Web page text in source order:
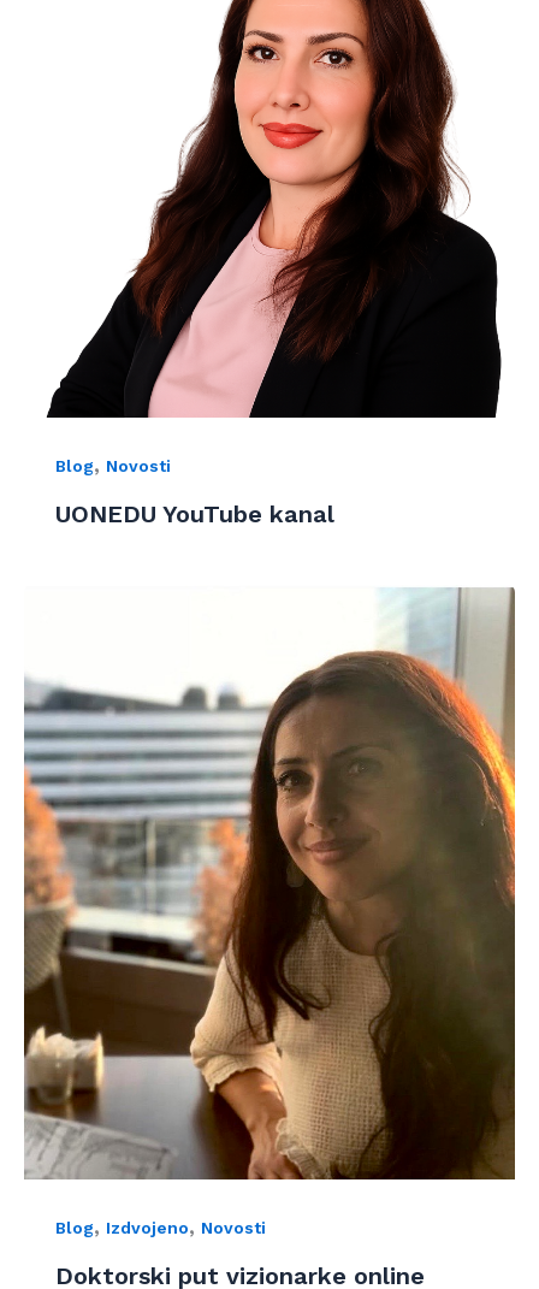
Blog, Novosti
UONEDU YouTube kanal
Blog, Izdvojeno, Novosti
Doktorski put vizionarke online